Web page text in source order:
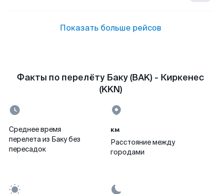
Показать больше рейсов
Факты по перелёту Баку (BAK) - Киркенес
(KKN)
Среднее время
перелета из Баку без
пересадок
км
Расстояние между
городами